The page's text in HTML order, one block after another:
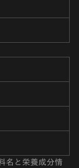
名と栄養成分情